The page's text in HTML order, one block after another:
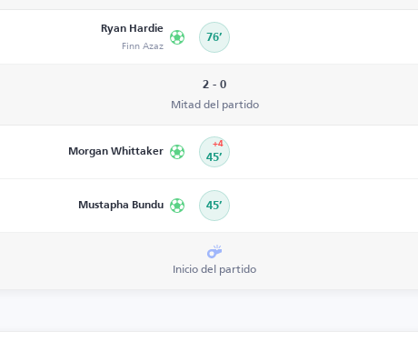
Ryan Hardie
Finn Azaz 76’
2 - 0
Mitad del partido
Morgan Whittaker 45’
+4
Mustapha Bundu 45’
Inicio del partido